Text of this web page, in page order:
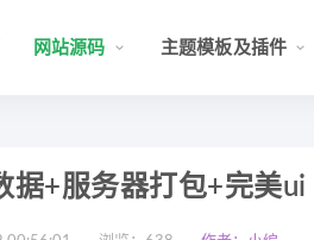
网站源码 主题模板及插件
据+服务器打包+完美ui